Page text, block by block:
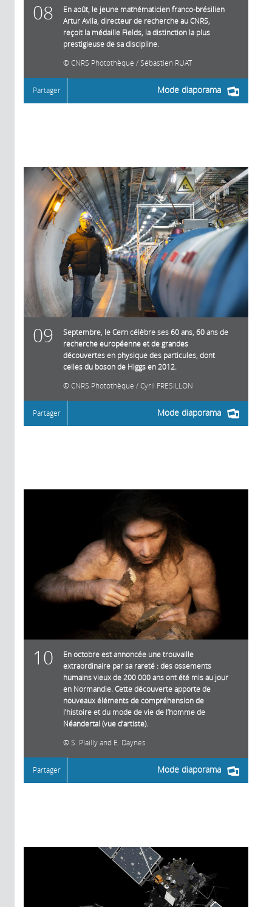
08
En août, le jeune mathématicien franco-brésilien
Artur Avila, directeur de recherche au CNRS,
reçoit la médaille Fields, la distinction la plus
prestigieuse de sa discipline.
CNRS Photothèque / Sébastien RUAT
Mode diaporama
Partager
09
Septembre, le Cern célèbre ses 60 ans, 60 ans de
recherche européenne et de grandes
découvertes en physique des particules, dont
celles du boson de Higgs en 2012.
CNRS Photothèque / Cyril FRESILLON
Mode diaporama
Partager
10
En octobre est annoncée une trouvaille
extraordinaire par sa rareté : des ossements
humains vieux de 200 000 ans ont été mis au jour
en Normandie. Cette découverte apporte de
nouveaux éléments de compréhension de
l’histoire et du mode de vie de l’homme de
Néandertal (vue d’artiste).
S. Plailly and E. Daynes
Mode diaporama
Partager